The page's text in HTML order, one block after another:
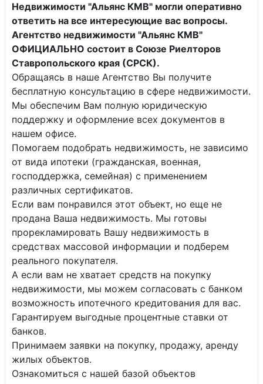
Недвижимости "Альянс КМВ" могли оперативно
ответить на все интересующие вас вопросы.
Агентство недвижимости "Альянс КМВ"
ОФИЦИАЛЬНО состоит в Союзе Риелторов
Ставропольского края (СРСК).
Обращаясь в наше Агентство Вы получите
бесплатную консультацию в сфере недвижимости.
Мы обеспечим Вам полную юридическую
поддержку и оформление всех документов в
нашем офисе.
Помогаем подобрать недвижимость, не зависимо
от вида ипотеки (гражданская, военная,
господдержка, семейная) с применением
различных сертификатов.
Если вам понравился этот объект, но еще не
продана Ваша недвижимость. Мы готовы
прорекламировать Вашу недвижимость в
средствах массовой информации и подберем
реального покупателя.
А если вам не хватает средств на покупку
недвижимости, мы можем согласовать с банком
возможность ипотечного кредитования для вас.
Гарантируем выгодные процентные ставки от
банков.
Принимаем заявки на покупку, продажу, аренду
жилых объектов.
Ознакомиться с нашей базой объектов